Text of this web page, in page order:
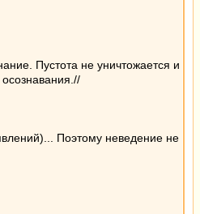
Пустота не уничтожается и
Поэтому неведение не